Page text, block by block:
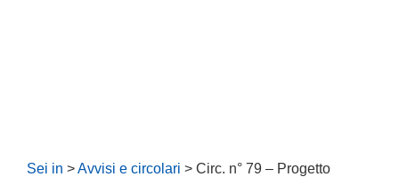
Sei in >Avvisi e circolari > Circ. n° 79 – Progetto